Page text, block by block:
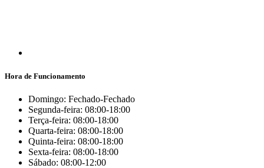
Hora de Funcionamento
Domingo: Fechado-Fechado
Segunda-feira: 08:00-18:00
Terça-feira: 08:00-18:00
Quarta-feira: 08:00-18:00
Quinta-feira: 08:00-18:00
Sexta-feira: 08:00-18:00
Sábado: 08:00-12:00